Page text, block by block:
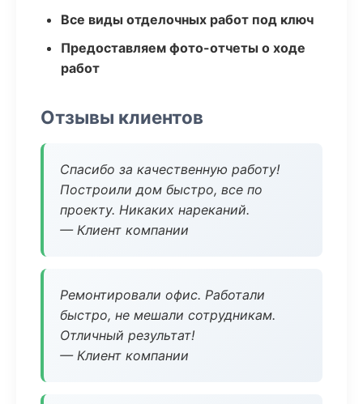
Все виды отделочных работ под ключ
Предоставляем фото-отчеты о ходе
работ
Отзывы клиентов
Спасибо за качественную работу!
Построили дом быстро, все по
проекту. Никаких нареканий.
— Клиент компании
Ремонтировали офис. Работали
быстро, не мешали сотрудникам.
Отличный результат!
— Клиент компании